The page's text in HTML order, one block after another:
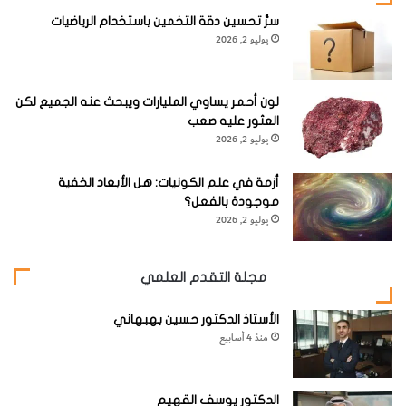
التي تطلبتها الثورات الصناعية السابقة.
التحديات:
سرُّ تحسين دقة التخمين باستخدام الرياضيات
يوليو 2, 2026
لون أحمر يساوي المليارات ويبحث عنه الجميع لكن
العثور عليه صعب
يوليو 2, 2026
أزمة في علم الكونيات: هل الأبعاد الخفية
موجودة بالفعل؟
يوليو 2, 2026
مجلة التقدم العلمي
الأستاذ الدكتور حسين بهبهاني
منذ 4 أسابيع
الدكتور يوسف القهيم